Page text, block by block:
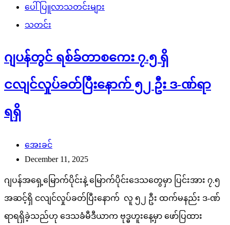
ပေါ်ပြူလာသတင်းများ
သတင်း
ဂျပန်တွင် ရစ်ခ်တာစကေး ၇.၅ ရှိ
ငလျင်လှုပ်ခတ်ပြီးနောက် ၅၂ ဦး ဒ-ဏ်ရာ
ရရှိ
အေးခင်
December 11, 2025
ဂျပန်အရှေ့မြောက်ပိုင်းနဲ့ မြောက်ပိုင်းဒေသတွေမှာ ပြင်းအား ၇.၅
အဆင့်ရှိ ငလျင်လှုပ်ခတ်ပြီးနောက် လူ ၅၂ ဦး ထက်မနည်း ဒ-ဏ်
ရာရရှိခဲ့သည်ဟု ဒေသခံမီဒီယာက ဗုဒ္ဓဟူးနေ့မှာ ဖော်ပြထား